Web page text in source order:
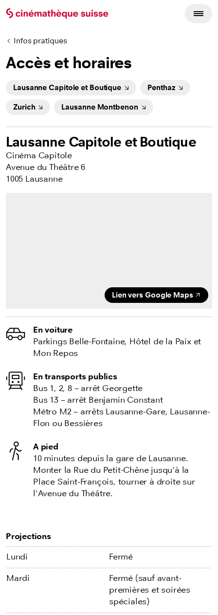
Infos pratiques
Accès et horaires
Lausanne Capitole et Boutique Penthaz
Zurich Lausanne Montbenon
Lausanne Capitole et Boutique
Cinéma Capitole
Avenue du Théâtre 6
1005 Lausanne
Lien vers Google Maps
En voiture
Parkings Belle-Fontaine, Hôtel de la Paix et
Mon Repos
En transports publics
Bus 1, 2, 8 – arrêt Georgette
Bus 13 – arrêt Benjamin Constant
Métro M2 – arrêts Lausanne-Gare, Lausanne-
Flon ou Bessières
A pied
10 minutes depuis la gare de Lausanne.
Monter la Rue du Petit-Chêne jusqu'à la
Place Saint-François, tourner à droite sur
l'Avenue du Théâtre.
Projections
Lundi
Fermé
Mardi
Fermé (sauf avant-
premières et soirées
spéciales)